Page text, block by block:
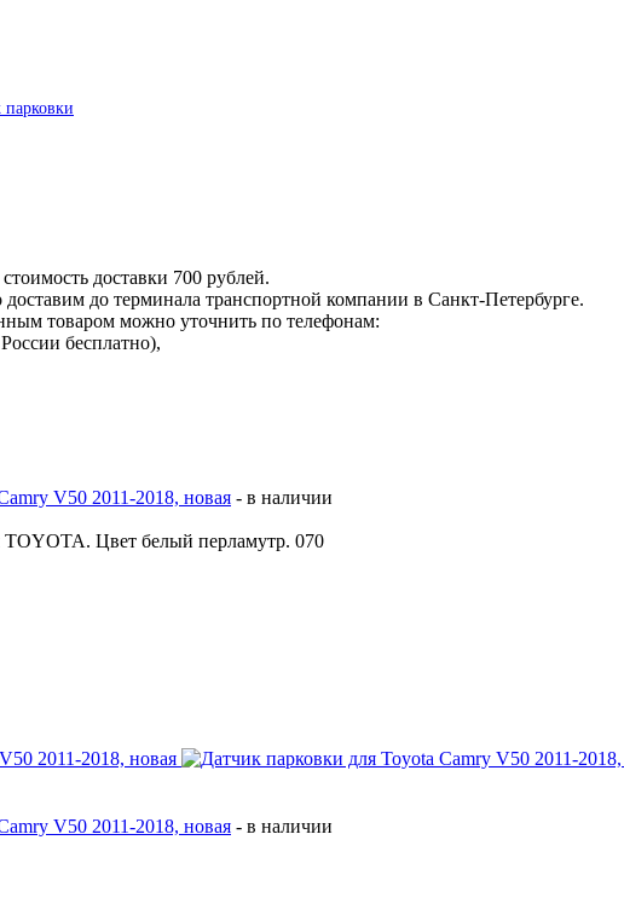
парковки
доставки 700 рублей.
до терминала транспортной компании в Санкт-Петербурге.
товаром можно уточнить по телефонам:
бесплатно),
V50 2011-2018, новая - в наличии
Цвет белый перламутр. 070
V50 2011-2018, новая - в наличии